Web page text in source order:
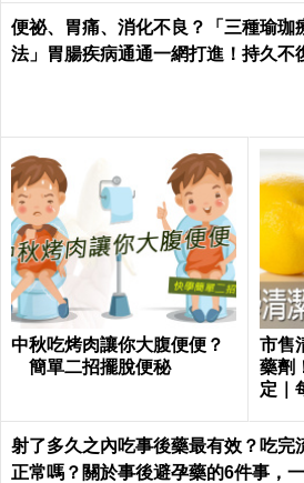
便祕、胃痛、消化不良？「三種瑜珈
法」胃腸疾病通通一網打進！持久不
中秋吃烤肉讓你大腹便便？
簡單二招擺脫便秘
市售
藥劑
定｜
射了多久之內吃事後藥最有效？吃完
正常嗎？關於事後避孕藥的6件事，